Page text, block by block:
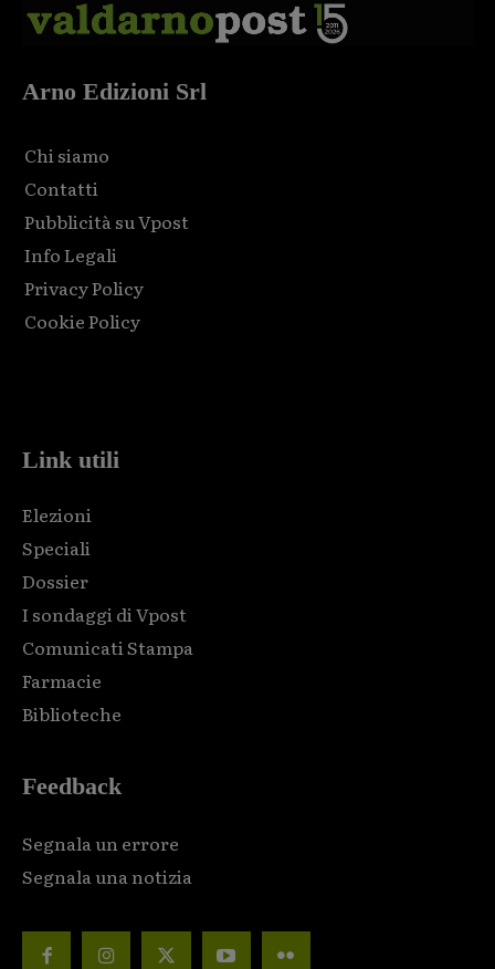
Arno Edizioni Srl
Chi siamo
Contatti
Pubblicità su Vpost
Info Legali
Privacy Policy
Cookie Policy
Link utili
Elezioni
Speciali
Dossier
I sondaggi di Vpost
Comunicati Stampa
Farmacie
Biblioteche
Feedback
Segnala un errore
Segnala una notizia